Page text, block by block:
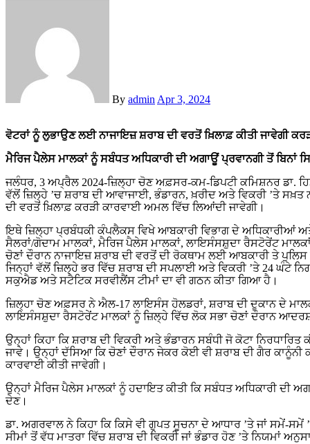
By admin Apr 3, 2024
ਵੋਟਰਾਂ ਨੂੰ ਲੁਭਾਉਣ ਲਈ ਨਾਜਾਇਜ਼ ਸ਼ਰਾਬ ਦੀ ਵਰਤੋਂ ਖ਼ਿਲਾਫ਼ ਕੀਤੀ ਜਾਵੇਗੀ
ਮੈਰਿਜ ਪੈਲੇਸ ਮਾਲਕਾਂ ਨੂੰ ਸਬੰਧਤ ਅਧਿਕਾਰੀ ਦੀ ਅਗਾਊਂ ਪ੍ਰਵਾਨਗੀ ਤੋਂ
ਜਲੰਧਰ, 3 ਅਪ੍ਰੈਲ 2024-ਜ਼ਿਲ੍ਹਾ ਚੋਣ ਅਫ਼ਸਰ-ਕਮ-ਡਿਪਟੀ ਕਮਿਸ਼ਨਰ ਡਾ.
ਵੱਲੋਂ ਜ਼ਿਲ੍ਹੇ ’ਚ ਸ਼ਰਾਬ ਦੀ ਆਵਾਜਾਈ, ਭੰਡਾਰਨ, ਖ਼ਰੀਦ ਅਤੇ ਵਿਕਰੀ ’ਤੇ
ਦੀ ਵਰਤੋਂ ਖ਼ਿਲਾਫ਼ ਕਰੜੀ ਕਾਰਵਾਈ ਅਮਲ ਵਿੱਚ ਲਿਆਂਦੀ ਜਾਵੇਗੀ।
ਇਥੇ ਜ਼ਿਲ੍ਹਾ ਪ੍ਰਬੰਧਕੀ ਕੰਪਲੈਕਸ ਵਿਖੇ ਆਬਕਾਰੀ ਵਿਭਾਗ ਦੇ ਅਧਿਕਾਰੀਆਂ
ਸੈਲਰਾਂ/ਗੋਦਾਮ ਮਾਲਕਾਂ, ਮੈਰਿਜ ਪੈਲੇਸ ਮਾਲਕਾਂ, ਲਾਇਸੰਸਸ਼ੁਦਾ ਰੈਸਟੋਰੇਂਟ
ਚੋਣਾਂ ਦੌਰਾਨ ਨਾਜਾਇਜ਼ ਸ਼ਰਾਬ ਦੀ ਵਰਤੋਂ ਦੀ ਰੋਕਥਾਮ ਲਈ ਆਬਕਾਰੀ ਤੇ
ਜਿਨ੍ਹਾਂ ਵੱਲੋਂ ਜ਼ਿਲ੍ਹੇ ਭਰ ਵਿੱਚ ਸ਼ਰਾਬ ਦੀ ਸਪਲਾਈ ਅਤੇ ਵਿਕਰੀ ’ਤੇ 24 ਘੰਟੇ
ਸਕੁਐਡ ਅਤੇ ਸਟੈਟਿਕ ਸਰਵੀਲੈਂਸ ਟੀਮਾਂ ਦਾ ਵੀ ਗਠਨ ਕੀਤਾ ਗਿਆ ਹੈ।
ਜ਼ਿਲ੍ਹਾ ਚੋਣ ਅਫ਼ਸਰ ਨੇ ਐਲ-17 ਲਾਇਸੰਸ ਹੋਲਡਰਾਂ, ਸ਼ਰਾਬ ਦੀ ਦੁਕਾਨ ਦੇ
ਲਾਇਸੰਸਸ਼ੁਦਾ ਰੈਸਟੋਰੇਂਟ ਮਾਲਕਾਂ ਨੂੰ ਜ਼ਿਲ੍ਹੇ ਵਿੱਚ ਲੋਕ ਸਭਾ ਚੋਣਾਂ ਦੌਰਾਨ
ਉਨ੍ਹਾਂ ਕਿਹਾ ਕਿ ਸ਼ਰਾਬ ਦੀ ਵਿਕਰੀ ਅਤੇ ਭੰਡਾਰਨ ਸਬੰਧੀ ਜੋ ਕੋਟਾ
ਜਾਵੇ। ਉਨ੍ਹਾਂ ਦੱਸਿਆ ਕਿ ਚੋਣਾਂ ਦੌਰਾਨ ਜੇਕਰ ਕੋਈ ਵੀ ਸ਼ਰਾਬ ਦੀ ਗੈਰ
ਕਾਰਵਾਈ ਕੀਤੀ ਜਾਵੇਗੀ।
ਉਨ੍ਹਾਂ ਮੈਰਿਜ ਪੈਲੇਸ ਮਾਲਕਾਂ ਨੂੰ ਹਦਾਇਤ ਕੀਤੀ ਕਿ ਸਬੰਧਤ ਅਧਿਕਾਰੀ ਦੀ
ਦੇਣ।
ਡਾ. ਅਗਰਵਾਲ ਨੇ ਕਿਹਾ ਕਿ ਕਿਸੇ ਵੀ ਗੁਪਤ ਸੂਚਨਾ ਦੇ ਆਧਾਰ ’ਤੇ ਜਾਂ ਸਮੇਂ-ਸਮੇਂ
ਸੀਮਾਂ ਤੋਂ ਵੱਧ ਮਾਤਰਾ ਵਿੱਚ ਸ਼ਰਾਬ ਦੀ ਵਿਕਰੀ ਜਾਂ ਭੰਡਾਰ ਹੋਣ ’ਤੇ ਨਿਯਮਾਂ